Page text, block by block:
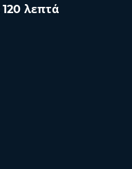
120 λεπτά